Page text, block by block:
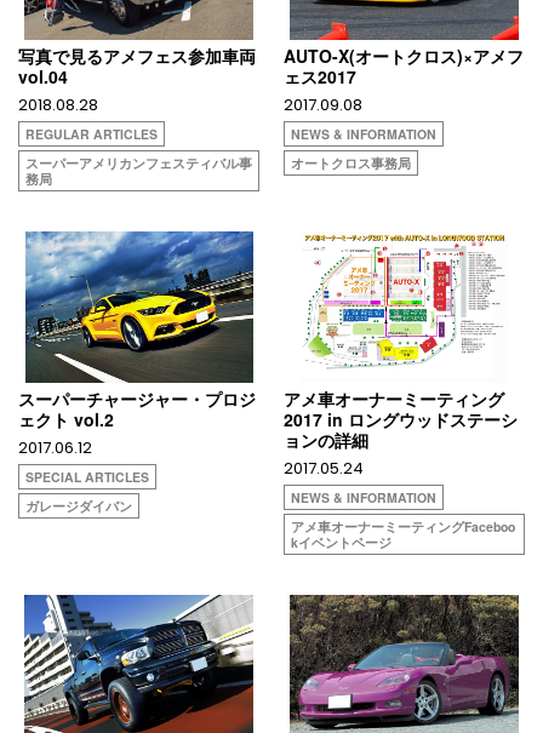
写真で見るアメフェス参加車両
vol.04
2018.08.28
REGULAR ARTICLES
スーパーアメリカンフェスティバル事
務局
AUTO-X(オートクロス)×アメフ
ェス2017
2017.09.08
NEWS & INFORMATION
オートクロス事務局
スーパーチャージャー・プロジ
ェクト vol.2
2017.06.12
SPECIAL ARTICLES
ガレージダイバン
アメ車オーナーミーティング
2017 in ロングウッドステーシ
ョンの詳細
2017.05.24
NEWS & INFORMATION
アメ車オーナーミーティングFaceboo
kイベントページ